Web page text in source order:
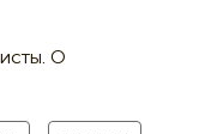
О